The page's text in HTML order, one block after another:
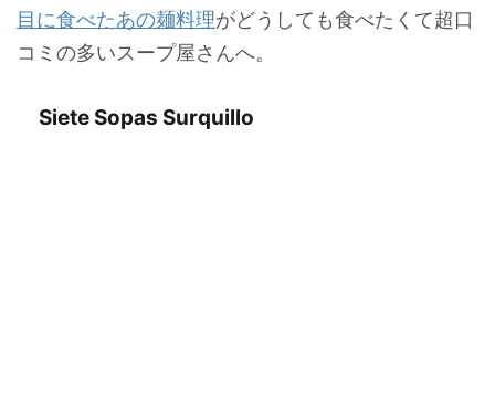
目に食べたあの麺料理がどうしても食べたくて超口
コミの多いスープ屋さんへ。
Siete Sopas Surquillo